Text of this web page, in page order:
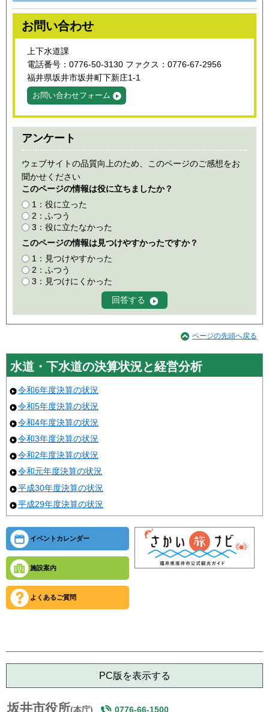
お問い合わせ
上下水道課
電話番号：0776-50-3130 ファクス：0776-67-2956
福井県坂井市坂井町下新庄1-1
お問い合わせフォーム
アンケート
ウェブサイトの品質向上のため、このページのご感想をお
聞かせください
このページの情報は役に立ちましたか？
1：役に立った
2：ふつう
3：役に立たなかった
このページの情報は見つけやすかったですか？
1：見つけやすかった
2：ふつう
3：見つけにくかった
ページの先頭へ戻る
水道・下水道の決算状況と経営分析
令和6年度決算の状況
令和5年度決算の状況
令和4年度決算の状況
令和3年度決算の状況
令和2年度決算の状況
令和元年度決算の状況
平成30年度決算の状況
平成29年度決算の状況
イベントカレンダー
施設案内
よくあるご質問
PC版を表示する
坂井市役所(本庁) 0776-66-1500